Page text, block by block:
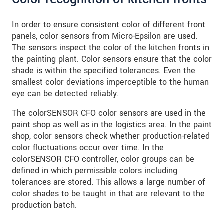
In order to ensure consistent color of different front
panels, color sensors from Micro-Epsilon are used.
The sensors inspect the color of the kitchen fronts in
the painting plant. Color sensors ensure that the color
shade is within the specified tolerances. Even the
smallest color deviations imperceptible to the human
eye can be detected reliably.
The colorSENSOR CFO color sensors are used in the
paint shop as well as in the logistics area. In the paint
shop, color sensors check whether production-related
color fluctuations occur over time. In the
colorSENSOR CFO controller, color groups can be
defined in which permissible colors including
tolerances are stored. This allows a large number of
color shades to be taught in that are relevant to the
production batch.